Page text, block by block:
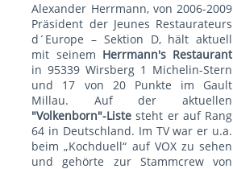
Alexander Herrmann, von 2006-2009
Präsident der Jeunes Restaurateurs
d´Europe – Sektion D, hält aktuell
mit seinem Herrmann's Restaurant
in 95339 Wirsberg 1 Michelin-Stern
und 17 von 20 Punkte im Gault
Millau. Auf der aktuellen
"Volkenborn"-Liste steht er auf Rang
64 in Deutschland. Im TV war er u.a.
beim „Kochduell“ auf VOX zu sehen
und gehörte zur Stammcrew von